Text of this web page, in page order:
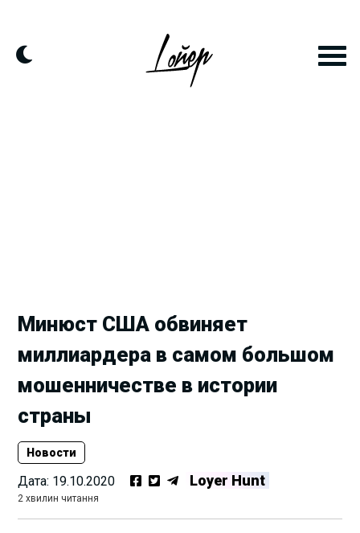
контенту
Минюст США обвиняет
миллиардера в самом большом
мошенничестве в истории
страны
Новости
Дата: 19.10.2020 Loyer Hunt
2 хвилин читання